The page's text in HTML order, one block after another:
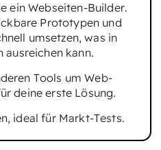
ein Webseiten-Builder.
Prototypen und
umsetzen, was in
ausreichen kann.
Tools um Web-
deine erste Lösung.
ideal für Markt-Tests.